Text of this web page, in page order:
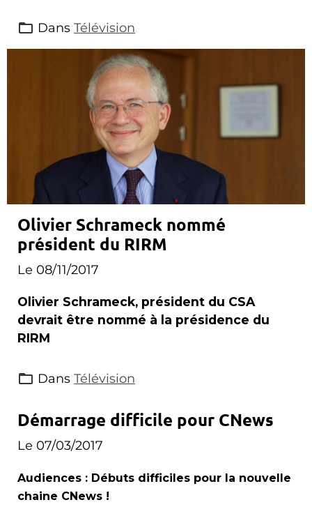
Dans Télévision
Olivier Schrameck nommé
président du RIRM
Le 08/11/2017
Olivier Schrameck, président du CSA
devrait être nommé à la présidence du
RIRM
Dans Télévision
Démarrage difficile pour CNews
Le 07/03/2017
Audiences : Débuts difficiles pour la nouvelle
chaine CNews !